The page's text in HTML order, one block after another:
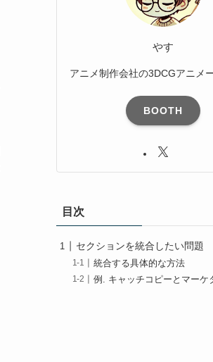
やす
アニメ制作会社の3DCGアニメ
BOOTH
目次
セクションを統合したい問題
統合する具体的な方法
例. キャッチコピーとマーケ